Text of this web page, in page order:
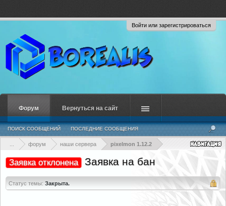
Войти или зарегистрироваться
форум наши сервера pixelmon 1.12.2
Заявка отклонена Заявка на бан
Статус темы: Закрыта.
Форум
ПОИСК СООБЩЕНИЙ ПОСЛЕДНИЕ СООБЩЕНИЯ
Вернуться на сайт